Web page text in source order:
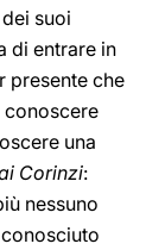
suoi
di entrare in
presente che
conoscere
una
Corinzi:
nessuno